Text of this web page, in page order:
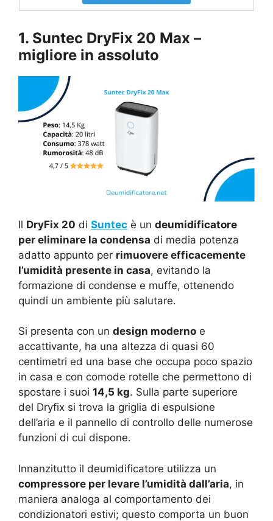
1. Suntec DryFix 20 Max –
migliore in assoluto
Il DryFix 20 di Suntec è un deumidificatore
per eliminare la condensa di media potenza
adatto appunto per rimuovere efficacemente
l’umidità presente in casa, evitando la
formazione di condense e muffe, ottenendo
quindi un ambiente più salutare.
Si presenta con un design moderno e
accattivante, ha una altezza di quasi 60
centimetri ed una base che occupa poco spazio
in casa e con comode rotelle che permettono di
spostare i suoi 14,5 kg. Sulla parte superiore
del Dryfix si trova la griglia di espulsione
dell’aria e il pannello di controllo delle numerose
funzioni di cui dispone.
Innanzitutto il deumidificatore utilizza un
compressore per levare l’umidità dall’aria, in
maniera analoga al comportamento dei
condizionatori estivi; questo comporta un buon